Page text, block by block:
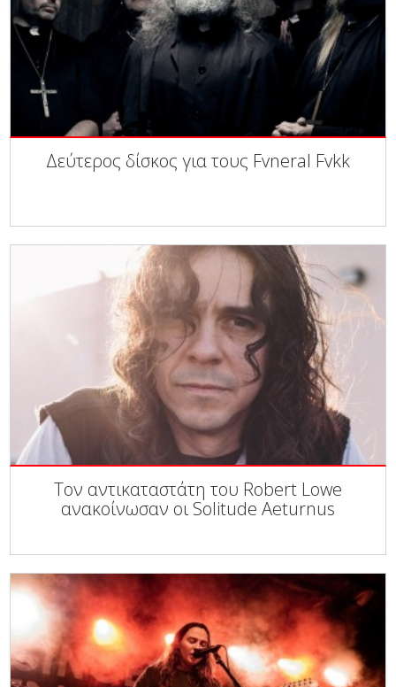
Δεύτερος δίσκος για τους Fvneral Fvkk
Τον αντικαταστάτη του Robert Lowe
ανακοίνωσαν οι Solitude Aeturnus